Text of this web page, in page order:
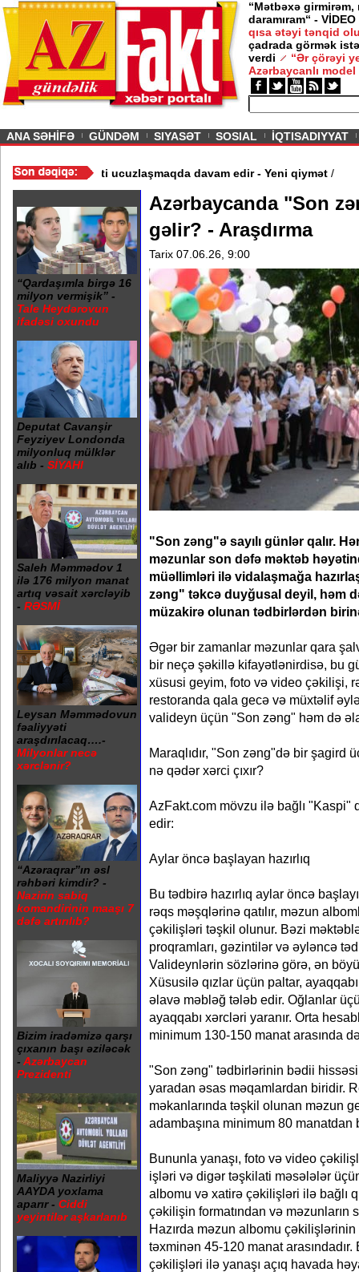
“Mətbəxə girmirəm,
daramıram“ - VİDEO
qısa ətəyi tənqid
çadrada görmək
verdi
“Ər çörəyi
Azərbaycanlı model
ANA SƏHİFƏ GÜNDƏM SIYASƏT SOSIAL İQTISADIYYAT
- Video/Azərbaycan nefti ucuzlaşmaqda davam edir - Yeni
“Qardaşımla birgə 16
milyon vermişik” -
Tale Heydərovun
ifadəsi oxundu
Deputat Cavanşir
Feyziyev Londonda
milyonluq mülklər
alıb - SİYAHI
Saleh Məmmədov 1
ilə 176 milyon manat
artıq vəsait xərcləyib
- RƏSMİ
Leysan Məmmədovun
fəaliyyəti
araşdırılacaq….-
Milyonlar necə
xərclənir?
“Azəraqrar”ın əsl
rəhbəri kimdir? -
Nazirin sabiq
komandirinin maaşı 7
dəfə artırılıb?
Bizim iradəmizə qarşı
çıxanın başı əziləcək
- Azərbaycan
Prezidenti
Maliyyə Nazirliyi
AAYDA yoxlama
aparır - Ciddi
yeyintilər aşkarlanıb
Azərbaycanda "Son
gəlir? - Araşdırma
Tarix 07.06.26, 9:00
"Son zəng"ə sayılı günlər qalır.
məzunlar son dəfə məktəb
müəllimləri ilə vidalaşmağa
zəng" təkcə duyğusal deyil, həm
müzakirə olunan tədbirlərdən
Əgər bir zamanlar məzunlar qara
bir neçə şəkillə kifayətlənirdisə, bu
xüsusi geyim, foto və video çəkilişi,
restoranda qala gecə və müxtəlif
valideyn üçün "Son zəng" həm də
Maraqlıdır, "Son zəng"də bir şagird
nə qədər xərci çıxır?
AzFakt.com mövzu ilə bağlı "Kaspi"
edir:
Aylar öncə başlayan hazırlıq
Bu tədbirə hazırlıq aylar öncə
rəqs məşqlərinə qatılır, məzun
çəkilişləri təşkil olunur. Bəzi
proqramları, gəzintilər və əyləncə
Valideynlərin sözlərinə görə, ən
Xüsusilə qızlar üçün paltar,
əlavə məbləğ tələb edir. Oğlanlar
ayaqqabı xərcləri yaranır. Orta
minimum 130-150 manat arasında
"Son zəng" tədbirlərinin bədii
yaradan əsas məqamlardan biridir.
məkanlarında təşkil olunan məzun
adambaşına minimum 80 manatdan
Bununla yanaşı, foto və video
işləri və digər təşkilati məsələlər
albomu və xatirə çəkilişləri ilə bağlı
çəkilişin formatından və məzunların
Hazırda məzun albomu
təxminən 45-120 manat
çəkilişləri ilə yanaşı açıq havada